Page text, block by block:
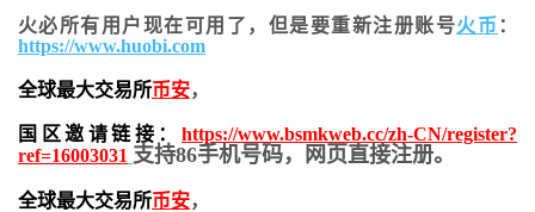
火必所有用户现在可用了，但是要重新注册账号火币 ：
https://www.huobi.com
全球最大交易所币安，
国区邀请链接： https://www.bsmkweb.cc/zh-CN/register?
ref=16003031 支持86手机号码，网页直接注册。
全球最大交易所币安，